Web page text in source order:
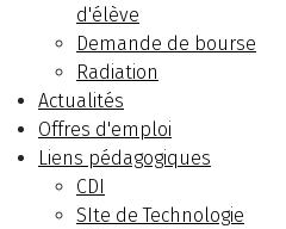
d'élève
Demande de bourse
Radiation
Actualités
Offres d'emploi
Liens pédagogiques
CDI
SIte de Technologie